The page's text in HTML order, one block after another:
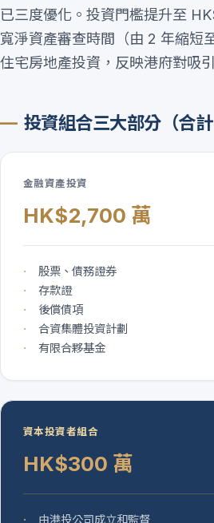
已三度優化。投資門檻提升至
寬淨資產審查時間（由 2 年縮短
住宅房地產投資，反映港府對吸
投資組合三大部分（合
金融資產投資
HK$2,700 萬
股票、債務證券
存款證
後償債項
合資集體投資計劃
有限合夥基金
資本投資者組合
HK$300 萬
由港投公司成立和監督